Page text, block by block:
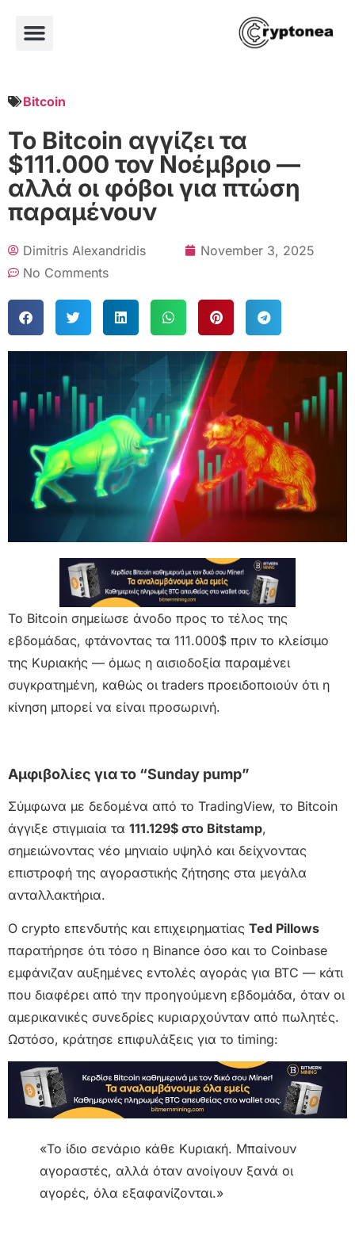
Bitcoin
Το Bitcoin αγγίζει τα
$111.000 τον Νοέμβριο —
αλλά οι φόβοι για πτώση
παραμένουν
Dimitris Alexandridis
November 3, 2025
No Comments
Το Bitcoin σημείωσε άνοδο προς το τέλος της
εβδομάδας, φτάνοντας τα 111.000$ πριν το κλείσιμο
της Κυριακής — όμως η αισιοδοξία παραμένει
συγκρατημένη, καθώς οι traders προειδοποιούν ότι η
κίνηση μπορεί να είναι προσωρινή.
Αμφιβολίες για το “Sunday pump”
Σύμφωνα με δεδομένα από το TradingView, το Bitcoin
άγγιξε στιγμιαία τα 111.129$ στο Bitstamp,
σημειώνοντας νέο μηνιαίο υψηλό και δείχνοντας
επιστροφή της αγοραστικής ζήτησης στα μεγάλα
ανταλλακτήρια.
Ο crypto επενδυτής και επιχειρηματίας Ted Pillows
παρατήρησε ότι τόσο η Binance όσο και το Coinbase
εμφάνιζαν αυξημένες εντολές αγοράς για BTC — κάτι
που διαφέρει από την προηγούμενη εβδομάδα, όταν οι
αμερικανικές συνεδρίες κυριαρχούνταν από πωλητές.
Ωστόσο, κράτησε επιφυλάξεις για το timing:
«Το ίδιο σενάριο κάθε Κυριακή. Μπαίνουν
αγοραστές, αλλά όταν ανοίγουν ξανά οι
αγορές, όλα εξαφανίζονται.»